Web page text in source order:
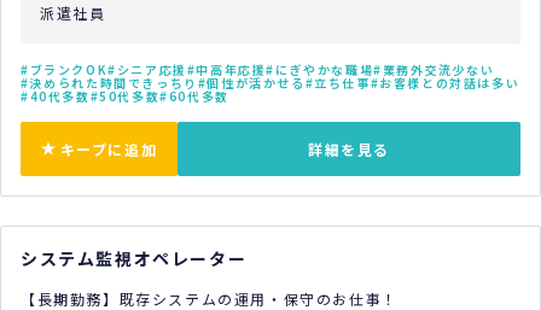
派遣社員
ブランクOK シニア応援 中高年応援 にぎやかな職場 業務外交流少ない
決められた時間できっちり 個性が活かせる 立ち仕事 お客様との対話は多い
40代多数 50代多数 60代多数
キープに追加 詳細を見る
システム監視オペレーター
【長期勤務】既存システムの運用・保守のお仕事！